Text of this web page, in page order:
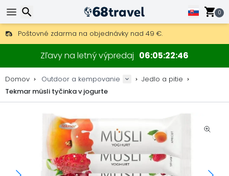
0
Poštovné zdarma na objednávky nad 49 €.
30 dní na vrátenie, 90 dní na drevené mapy a dekorácie.
Najlepšie ceny na outdoor vybavenie a doplnky.
Zľavy na letný výpredaj 06 05 22 46
Domov Outdoor a kempovanie
Jedlo a pitie
Tekmar müsli tyčinka v jogurte
Hľadať